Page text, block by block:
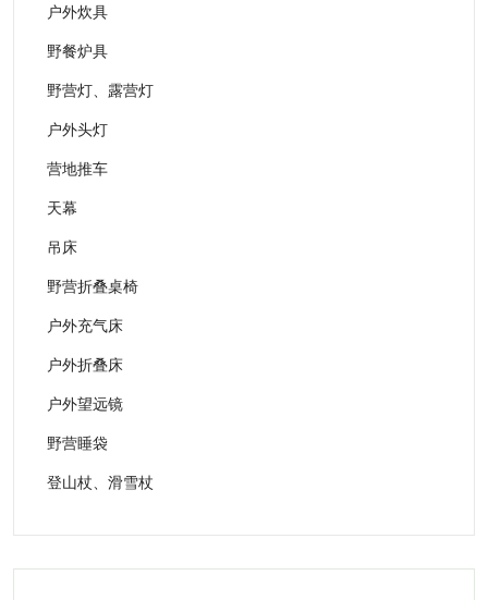
户外炊具
野餐炉具
野营灯、露营灯
户外头灯
营地推车
天幕
吊床
野营折叠桌椅
户外充气床
户外折叠床
户外望远镜
野营睡袋
登山杖、滑雪杖